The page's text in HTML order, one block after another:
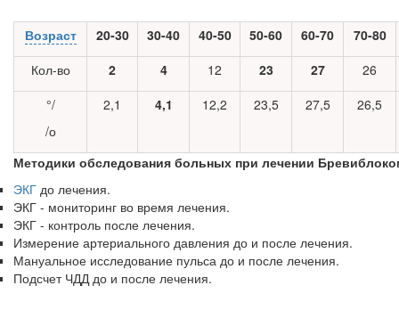
Возраст 20-30 30-40 40-50 50-60 60-70
70-80
Кол-во
2 4 12 23 27
26
°/
/о
2,1 4,1 12,2 23,5 27,5 26,5
Методики обследования больных при лечении
ЭКГ до лечения.
ЭКГ - мониторинг во время лечения.
ЭКГ - контроль после лечения.
Измерение артериального давления до и после лечения.
Мануальное исследование пульса до и после лечения.
Подсчет ЧДД до и после лечения.